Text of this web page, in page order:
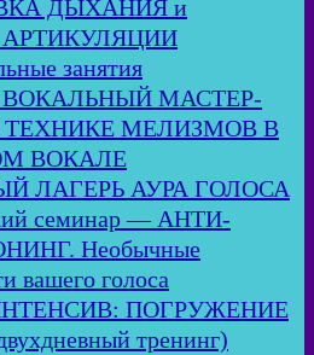
ДЫХАНИЯ и
АРТИКУЛЯЦИИ
занятия
МАСТЕР-
МЕЛИЗМОВ В
ВОКАЛЕ
ЛАГЕРЬ АУРА ГОЛОСА
семинар — АНТИ-
Необычные
вашего голоса
ПОГРУЖЕНИЕ
тренинг)